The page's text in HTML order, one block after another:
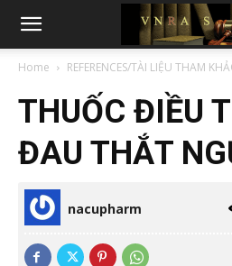
Home REFERENCES/TÀI LIỆU THAM
THUỐC ĐIỀU
ĐAU THẮT
nacupharm